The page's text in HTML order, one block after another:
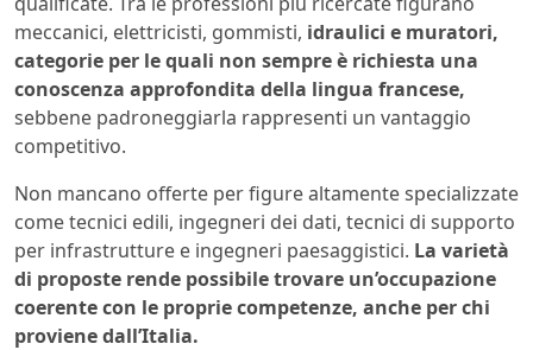
meccanici, elettricisti, gommisti, idraulici e muratori,
categorie per le quali non sempre è richiesta una
conoscenza approfondita della lingua francese,
sebbene padroneggiarla rappresenti un vantaggio
competitivo.
Non mancano offerte per figure altamente specializzate
come tecnici edili, ingegneri dei dati, tecnici di supporto
per infrastrutture e ingegneri paesaggistici. La varietà
di proposte rende possibile trovare un’occupazione
coerente con le proprie competenze, anche per chi
proviene dall’Italia.